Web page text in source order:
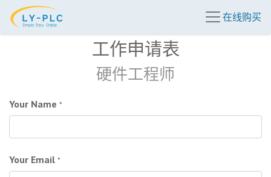
在线购买
工作申请表
硬件工程师
Your Name *
Your Email *